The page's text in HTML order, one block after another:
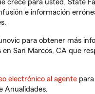
crece para usted. State
e información
para obtener más
en San Marcos, CA que
electrónico al agente
Anualidades.